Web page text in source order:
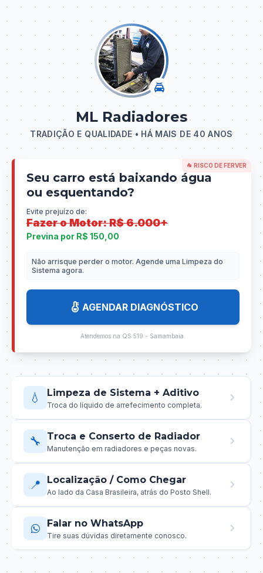
ML Radiadores
TRADIÇÃO E QUALIDADE • HÁ MAIS DE 40 ANOS
RISCO DE FERVER
Seu carro está baixando água
ou esquentando?
Evite prejuízo de:
Fazer o Motor: R$ 6.000+
Previna por R$ 150,00
Não arrisque perder o motor. Agende uma Limpeza do
Sistema agora.
AGENDAR DIAGNÓSTICO
Atendemos na QS 519 - Samambaia.
💧 Limpeza de Sistema + Aditivo
Troca do líquido de arrefecimento completa.
🔧 Troca e Conserto de Radiador
Manutenção em radiadores e peças novas.
📍 Localização / Como Chegar
Ao lado da Casa Brasileira, atrás do Posto Shell.
Falar no WhatsApp
Tire suas dúvidas diretamente conosco.